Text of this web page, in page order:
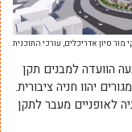
מור סיון אדריכלים, עורכי התוכנית
הוועדה למבנים תקן
יהוו חניה ציבורית.
יוקצו 300 מקומות חניה לאופניים מעבר לתקן